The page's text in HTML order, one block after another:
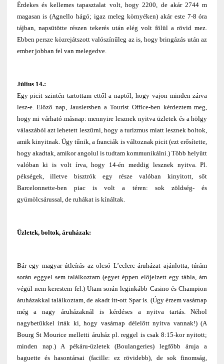
Érdekes és kellemes tapasztalat volt, hogy 2200, de akár 2744 m
magasan is (Agnello hágó; igaz meleg környéken) akár este 7-8 óra
tájban, napsütötte részen tekerés után elég volt fölül a rövid mez.
Ebben persze közrejátszott valószínűleg az is, hogy bringázás után az
ember jobban fel van melegedve.
Július 14.:
Egy picit szintén tartottam ettől a naptól, hogy vajon minden zárva
lesz-e. Előző nap, Jausiersben a Tourist Office-ben kérdeztem meg,
hogy mi várható másnap: mennyire lesznek nyitva üzletek és a hölgy
válaszából azt lehetett leszűrni, hogy a turizmus miatt lesznek boltok,
amik kinyitnak. Úgy tűnik, a franciák is változnak picit (ezt erősítette,
hogy akadtak, amikor angolul is tudtam kommunikálni.) Több helyütt
valóban ki is volt írva, hogy 14-én meddig lesznek nyitva. Pl.
pékségek, illetve bisztrók egy része valóban kinyitott, sőt
Barcelonnette-ben piac is volt a téren: sok zöldség- és
gyümölcsárussal, de ruhákat is kínáltak.
Üzletek, boltok, áruházak:
Bár egy magyar útleírás az olcsó L’eclerc áruházat ajánlotta, túrám
során eggyel sem találkoztam (egyet éppen előjelzett egy tábla, ám
végül nem kerestem fel.) Utam során leginkább Casino és Champion
áruházakkal találkoztam, de akadt itt-ott Spar is. (Úgy érzem vasárnap
még a nagy áruházaknál is kérdéses a nyitva tartás. Néhol
nagybetűkkel írták ki, hogy vasárnap délelőtt nyitva vannak!) (A
Bourg St Mourice melletti áruház pl. reggel is csak 8:15-kor nyitott;
minden nap.) A pékáru-üzletek (Boulangeries) legfőbb áruja a
baguette és hasontársai (facille: ez rövidebb), de sok finomság,